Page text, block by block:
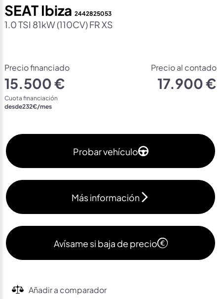
SEAT Ibiza 2442825053
1.0 TSI 81kW (110CV) FR XS
Precio financiado
15.500 €
Cuota financiación
desde232€/mes
Precio al contado
17.900 €
Probar vehículo
Más información
Avísame si baja de precio
Añadir a comparador